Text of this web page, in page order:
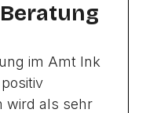
im Amt Ink
wird als sehr